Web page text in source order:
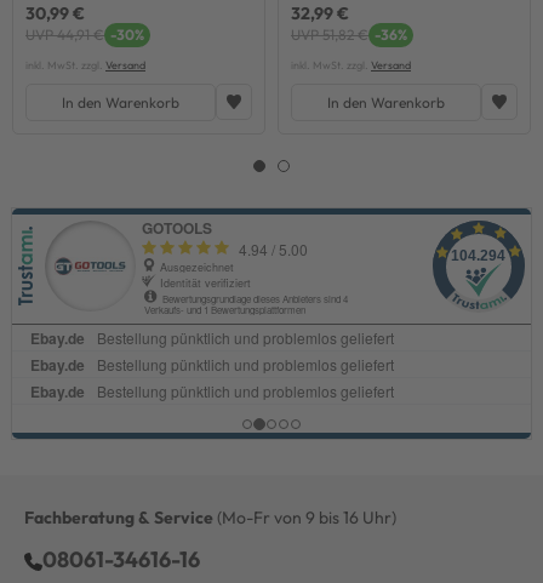
30,99 €
UVP 44,91 € -30%
inkl. MwSt. zzgl. Versand
In den Warenkorb
32,99 €
UVP 51,82 € -36%
inkl. MwSt. zzgl. Versand
In den Warenkorb
Fachberatung & Service (Mo-Fr von 9 bis 16 Uhr)
08061-34616-16